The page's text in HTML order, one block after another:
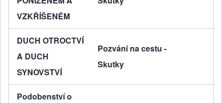
VZKŘÍŠENÉM
DUCH OTROCTVÍ
A DUCH
SYNOVSTVÍ
Pozvání na cestu -
Skutky
Podobenství o